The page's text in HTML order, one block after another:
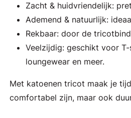
Zacht & huidvriendelijk:
Ademend & natuurlijk:
Rekbaar: door de
Veelzijdig: geschikt voor
loungewear en meer.
Met katoenen tricot maak je
comfortabel zijn, maar ook